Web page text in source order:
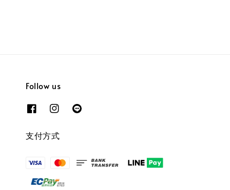
Follow us
支付方式